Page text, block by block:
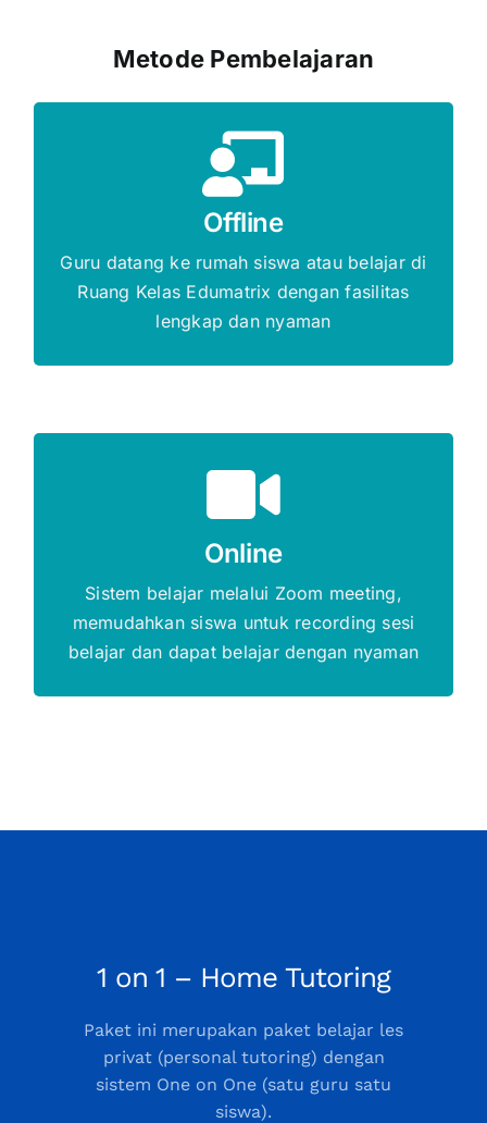
Metode Pembelajaran
Offline
Guru datang ke rumah siswa atau belajar di
Ruang Kelas Edumatrix dengan fasilitas
lengkap dan nyaman
Gratis Biaya Pendaftaran
DAFTAR SEKARANG
Online
Sistem belajar melalui Zoom meeting,
memudahkan siswa untuk recording sesi
belajar dan dapat belajar dengan nyaman
DAFTAR SEKARANG
1 on 1 – Home Tutoring
Paket ini merupakan paket belajar les
privat (personal tutoring) dengan
sistem One on One (satu guru satu
siswa).